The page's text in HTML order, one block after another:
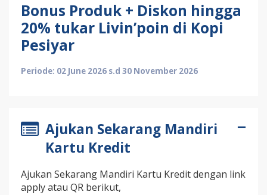
Bonus Produk + Diskon hingga
20% tukar Livin’poin di Kopi
Pesiyar
Periode: 02 June 2026 s.d 30 November 2026
Ajukan Sekarang Mandiri
Kartu Kredit
Ajukan Sekarang Mandiri Kartu Kredit dengan link
apply atau QR berikut,